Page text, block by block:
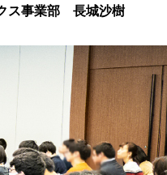
ス事業部 長城沙樹